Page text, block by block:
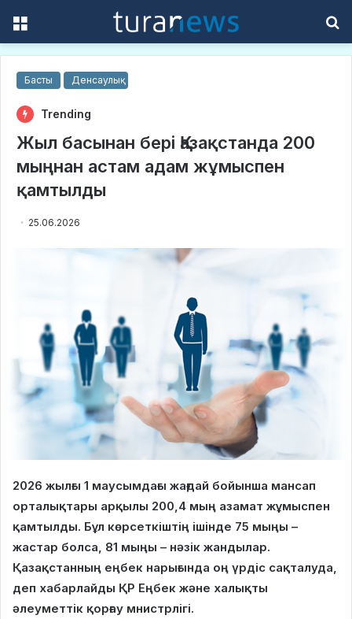
Басты Денсаулық
Trending
Жыл басынан бері Қазақстанда 200
мыңнан астам адам жұмыспен
қамтылды
25.06.2026
2026 жылғы 1 маусымдағы жағдай бойынша мансап
орталықтары арқылы 200,4 мың азамат жұмыспен
қамтылды. Бұл көрсеткіштің ішінде 75 мыңы –
жастар болса, 81 мыңы – нәзік жандылар.
Қазақстанның еңбек нарығында оң үрдіс сақталуда,
деп хабарлайды ҚР Еңбек және халықты
әлеуметтік қорғау мнистрлігі.